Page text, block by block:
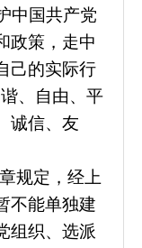
中国共产党
政策，走中
己的实际行
、自由、平
诚信、友
规定，经上
不能单独建
组织、选派